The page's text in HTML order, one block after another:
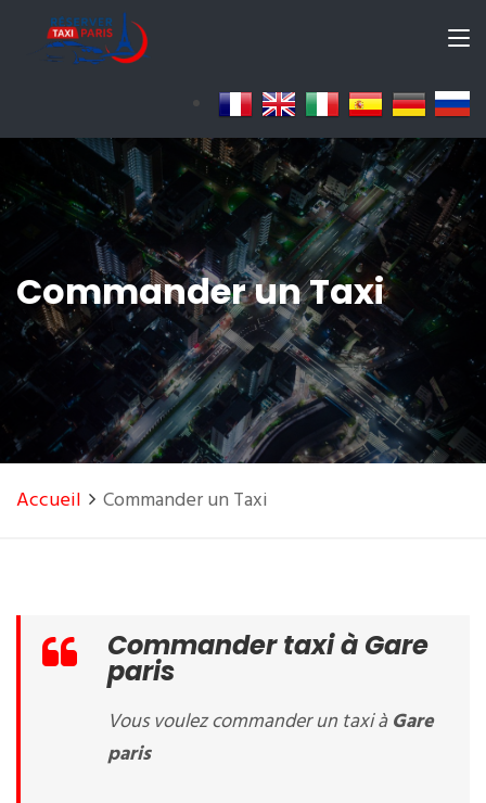
Commander un Taxi
Accueil Commander un Taxi
Commander taxi à Gare
paris
Vous voulez commander un taxi àGare
paris